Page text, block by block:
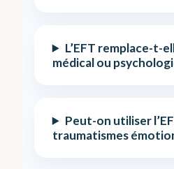
L’EFT remplace-t-
médical ou
Peut-on utiliser
traumatismes